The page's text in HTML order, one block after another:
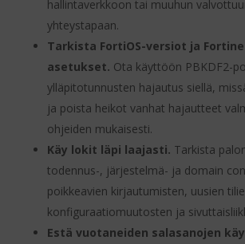
hallintaverkkoon tai muuhun
yhteystapaan.
Tarkista FortiOS-versiot ja
asetukset. Ota käyttöön PBKDF2-
ylläpitotunnusten hajautus siellä,
ja poista heikot vanhat hajautteet
ohjeiden mukaisesti.
Käy lokit läpi laajasti. Tarkista
todennus-, järjestelmä- ja domain
poikkeavien kirjautumisten, uusien
konfiguraatiomuutosten ja
Estä vuotaneiden salasanojen